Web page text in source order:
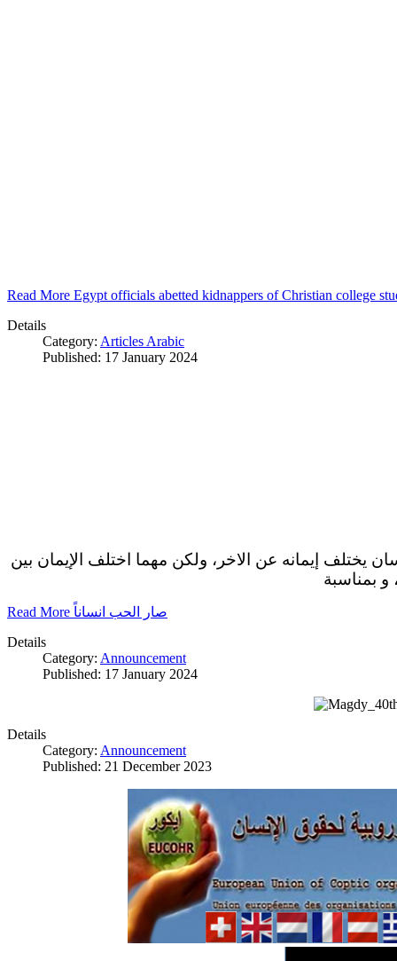
Read More Egypt officials abetted kidnappers of Christian college
Details
Category: Articles Arabic
Published: 17 January 2024
يختلف إيمانه عن الاخر، ولكن مهما اختلف الإيمان بين
و بمناسبة
Read More صار الحب انساناً
Details
Category: Announcement
Published: 17 January 2024
Details
Category: Announcement
Published: 21 December 2023